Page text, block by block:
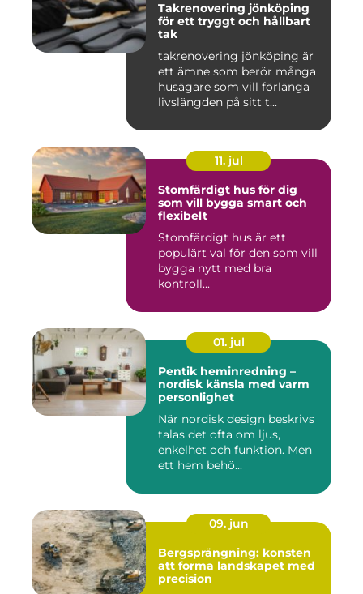
Takrenovering jönköping
för ett tryggt och hållbart
tak
takrenovering jönköping är
ett ämne som berör många
husägare som vill förlänga
livslängden på sitt t...
11. jul
Stomfärdigt hus för dig
som vill bygga smart och
flexibelt
Stomfärdigt hus är ett
populärt val för den som vill
bygga nytt med bra
kontroll...
01. jul
Pentik heminredning –
nordisk känsla med varm
personlighet
När nordisk design beskrivs
talas det ofta om ljus,
enkelhet och funktion. Men
ett hem behö...
09. jun
Bergsprängning: konsten
att forma landskapet med
precision